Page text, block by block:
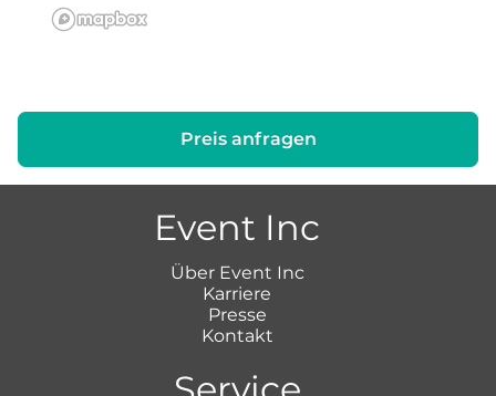
Preis anfragen
Event Inc
Über Event Inc
Karriere
Presse
Kontakt